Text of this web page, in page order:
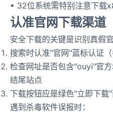
• 32位系统需特别注意下载
认准官网下载渠道
安全下载的关键是识别真假官
搜索时认准"官网"蓝标认证（
检查网址是否包含"ouyi"官
结尾站点
下载按钮应是绿色"立即下载
遇到杀毒软件误报时：